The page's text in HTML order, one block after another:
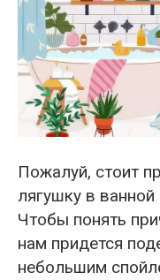
Пожалуй, стоит
лягушку в
Чтобы понять
нам придется
небольшим